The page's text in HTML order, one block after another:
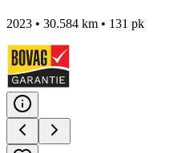
2023 • 30.584 km • 131 pk